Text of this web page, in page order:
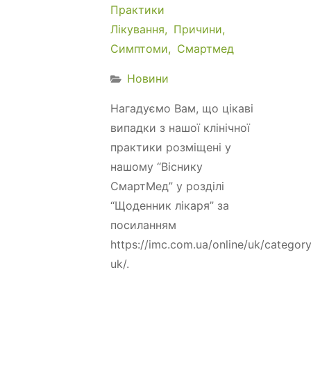
Практики
Лікування
Причини
Симптоми
Смартмед
Новини
Нагадуємо Вам, що цікаві
випадки з нашої клінічної
практики розміщені у
нашому “Віснику
СмартМед” у розділі
“Щоденник лікаря” за
посиланням
https://imc.com.ua/online/uk/
uk/.